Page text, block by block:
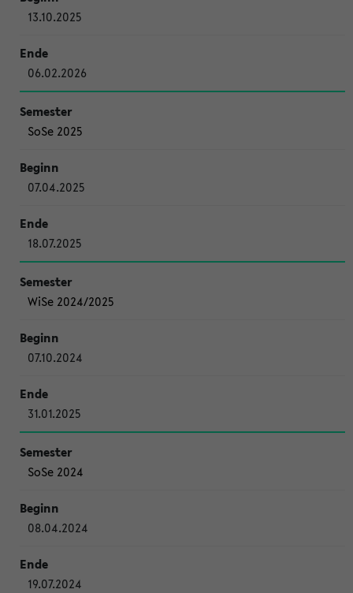
13.10.2025
06.02.2026
SoSe 2025
07.04.2025
18.07.2025
WiSe 2024/2025
07.10.2024
31.01.2025
SoSe 2024
08.04.2024
19.07.2024